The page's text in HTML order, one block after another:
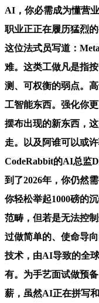
AI，你必需成为懂营
职业正正在履历猛烈
这位法式员写道：
难。这类工做凡是指
测、可权衡的弱点。
工智能东西。强化你
摆布出现的新东西，
走。以及阿谁可以或
CodeRabbit的AI总监
到了2026年，你仍然
你轻松举起1000磅的
范畴，但若是无法控
过做简单的、使命导
技术，由AI导致的全
有。为手艺面试做预
薪，虽然AI正在拼写